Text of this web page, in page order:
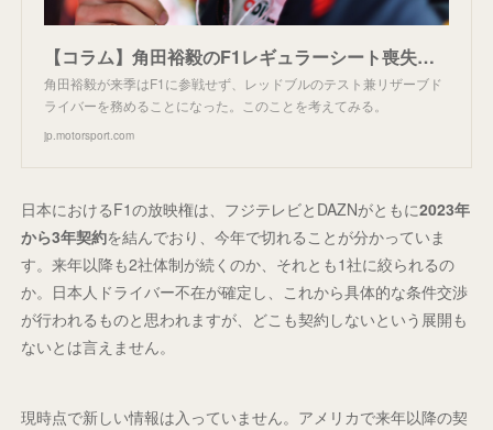
【コラム】角田裕毅のF1レギュラーシート喪失を考える
角田裕毅が来季はF1に参戦せず、レッドブルのテスト兼リザーブド
ライバーを務めることになった。このことを考えてみる。
jp.motorsport.com
日本におけるF1の放映権は、フジテレビとDAZNがともに2023年
から3年契約を結んでおり、今年で切れることが分かっていま
す。来年以降も2社体制が続くのか、それとも1社に絞られるの
か。日本人ドライバー不在が確定し、これから具体的な条件交渉
が行われるものと思われますが、どこも契約しないという展開も
ないとは言えません。
現時点で新しい情報は入っていません。アメリカで来年以降の契